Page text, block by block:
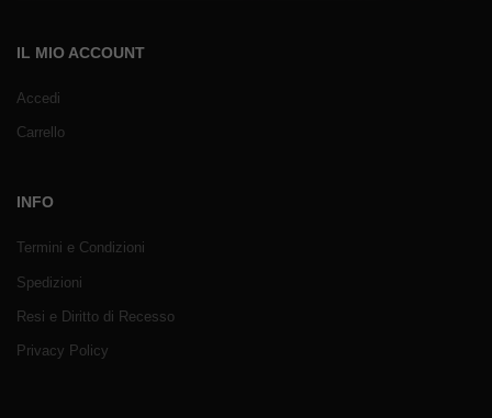
IL MIO ACCOUNT
Accedi
Carrello
INFO
Termini e Condizioni
Spedizioni
Resi e Diritto di Recesso
Privacy Policy